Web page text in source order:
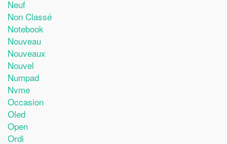
Neuf
Non Classé
Notebook
Nouveau
Nouveaux
Nouvel
Numpad
Nvme
Occasion
Oled
Open
Ordi